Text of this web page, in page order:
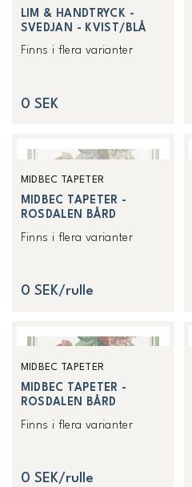
LIM & HANDTRYCK -
SVEDJAN - KVIST/BLÅ
Finns i flera varianter
0 SEK
MIDBEC TAPETER
MIDBEC TAPETER -
ROSDALEN BÅRD
Finns i flera varianter
0 SEK/rulle
MIDBEC TAPETER
MIDBEC TAPETER -
ROSDALEN BÅRD
Finns i flera varianter
0 SEK/rulle